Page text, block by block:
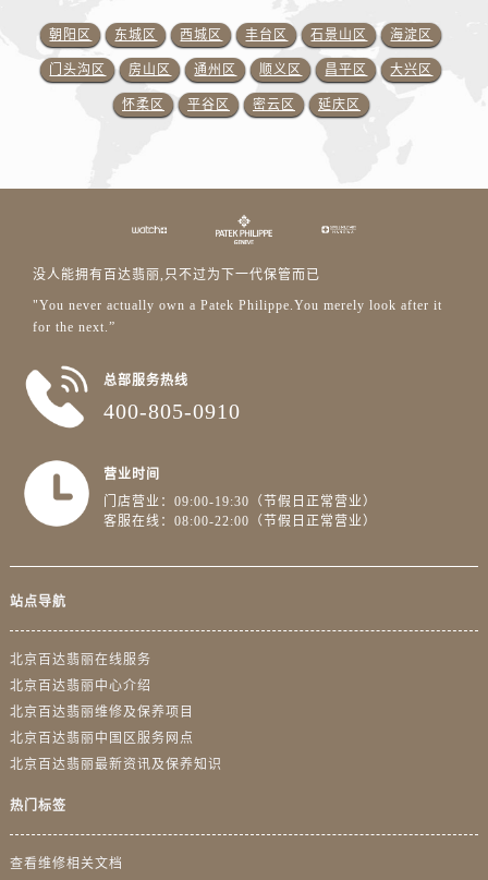
朝阳区 东城区 西城区 丰台区 石景山区 海淀区
门头沟区 房山区 通州区 顺义区 昌平区 大兴区
怀柔区 平谷区 密云区 延庆区
没人能拥有百达翡丽,只不过为下一代保管而已
"You never actually own a Patek Philippe.You merely look after it
for the next.”
总部服务热线
400-805-0910
营业时间
门店营业：09:00-19:30（节假日正常营业）
客服在线：08:00-22:00（节假日正常营业）
站点导航
北京百达翡丽在线服务
北京百达翡丽中心介绍
北京百达翡丽维修及保养项目
北京百达翡丽中国区服务网点
北京百达翡丽最新资讯及保养知识
热门标签
查看维修相关文档